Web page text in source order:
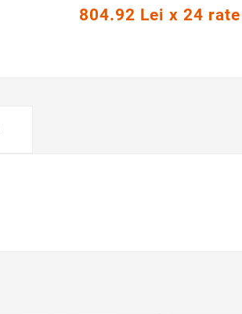
804.92 Lei x 24 rate